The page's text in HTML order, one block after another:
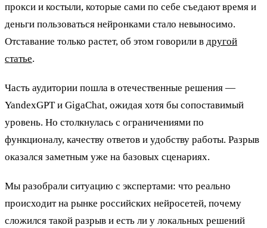
прокси и костыли, которые сами по себе съедают время и
деньги пользоваться нейронками стало невыносимо.
Отставание только растет, об этом говорили в другой
статье.
Часть аудитории пошла в отечественные решения —
YandexGPT и GigaChat, ожидая хотя бы сопоставимый
уровень. Но столкнулась с ограничениями по
функционалу, качеству ответов и удобству работы. Разрыв
оказался заметным уже на базовых сценариях.
Мы разобрали ситуацию с экспертами: что реально
происходит на рынке российских нейросетей, почему
сложился такой разрыв и есть ли у локальных решений